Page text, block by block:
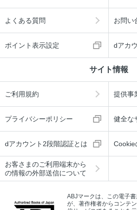
よくある質問 お問い
ポイント表示設定 dアカ
サイト情報
ご利用規約 提供事
プライバシーポリシー 健全な
dアカウント2段階認証とは Cookie
お客さまのご利用端末から
の情報の外部送信について
ABJマークは、この電子
が、著作権者からコンテ